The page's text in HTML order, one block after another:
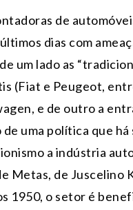
de
dias com
um lado as
(Fiat e Peugeot,
e de outro a
de uma política que
a indústria
Metas, de Juscelino
1950, o setor é